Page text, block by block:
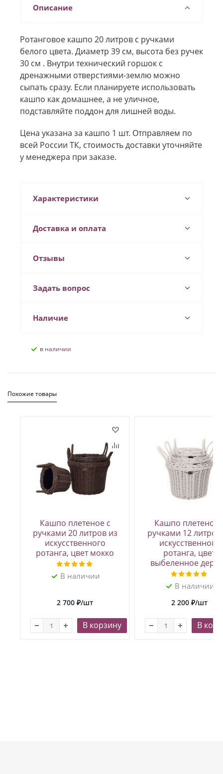
Описание
Ротанговое кашпо 20 литров с ручками
белого цвета. Диаметр 39 см, высота без ручек
30 см . Внутри технический горшок с
дренажными отверстиями-землю можно
сыпать сразу. Если планируете использовать
кашпо как домашнее, а не уличное,
подставляйте поддон для лишней воды.
Цена указана за кашпо 1 шт. Отправляем по
всей России ТК, стоимость доставки уточняйте
у менеджера при заказе.
Характеристики
Доставка и оплата
Отзывы
Задать вопрос
Наличие
В наличии
Похожие товары
Кашпо плетеное с
ручками 20 литров из
искусственного
ротанга, цвет мокко
В наличии
2 700 ₽/шт
В корзину
Кашпо плетеное
ручками 12 литров
искусственного
ротанга, цвет
выбеленное
В наличии
2 200 ₽/шт
В